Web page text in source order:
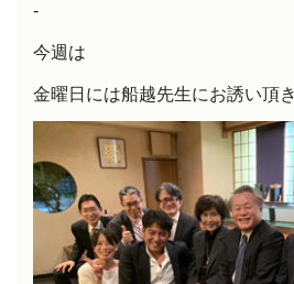
-
今週は
金曜日には船越先生にお誘い頂